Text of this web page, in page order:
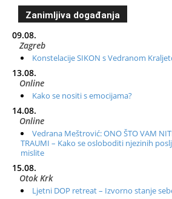
Zanimljiva događanja
09.08.
Zagreb
Konstelacije SIKON s Vedranom
13.08.
Online
Kako se nositi s emocijama?
14.08.
Online
Vedrana Meštrović: ONO ŠTO VAM
TRAUMI – Kako se osloboditi njezinih
mislite
15.08.
Otok Krk
Ljetni DOP retreat – Izvorno stanje